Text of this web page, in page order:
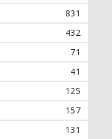
831
432
71
41
125
157
131